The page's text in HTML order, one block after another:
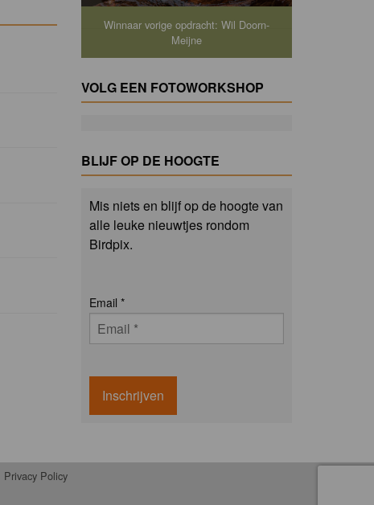
Winnaar vorige opdracht: Wil Doorn-
Meijne
VOLG EEN FOTOWORKSHOP
BLIJF OP DE HOOGTE
Mis niets en blijf op de hoogte van
alle leuke nieuwtjes rondom
Birdpix.
Email *
Inschrijven
Privacy Policy